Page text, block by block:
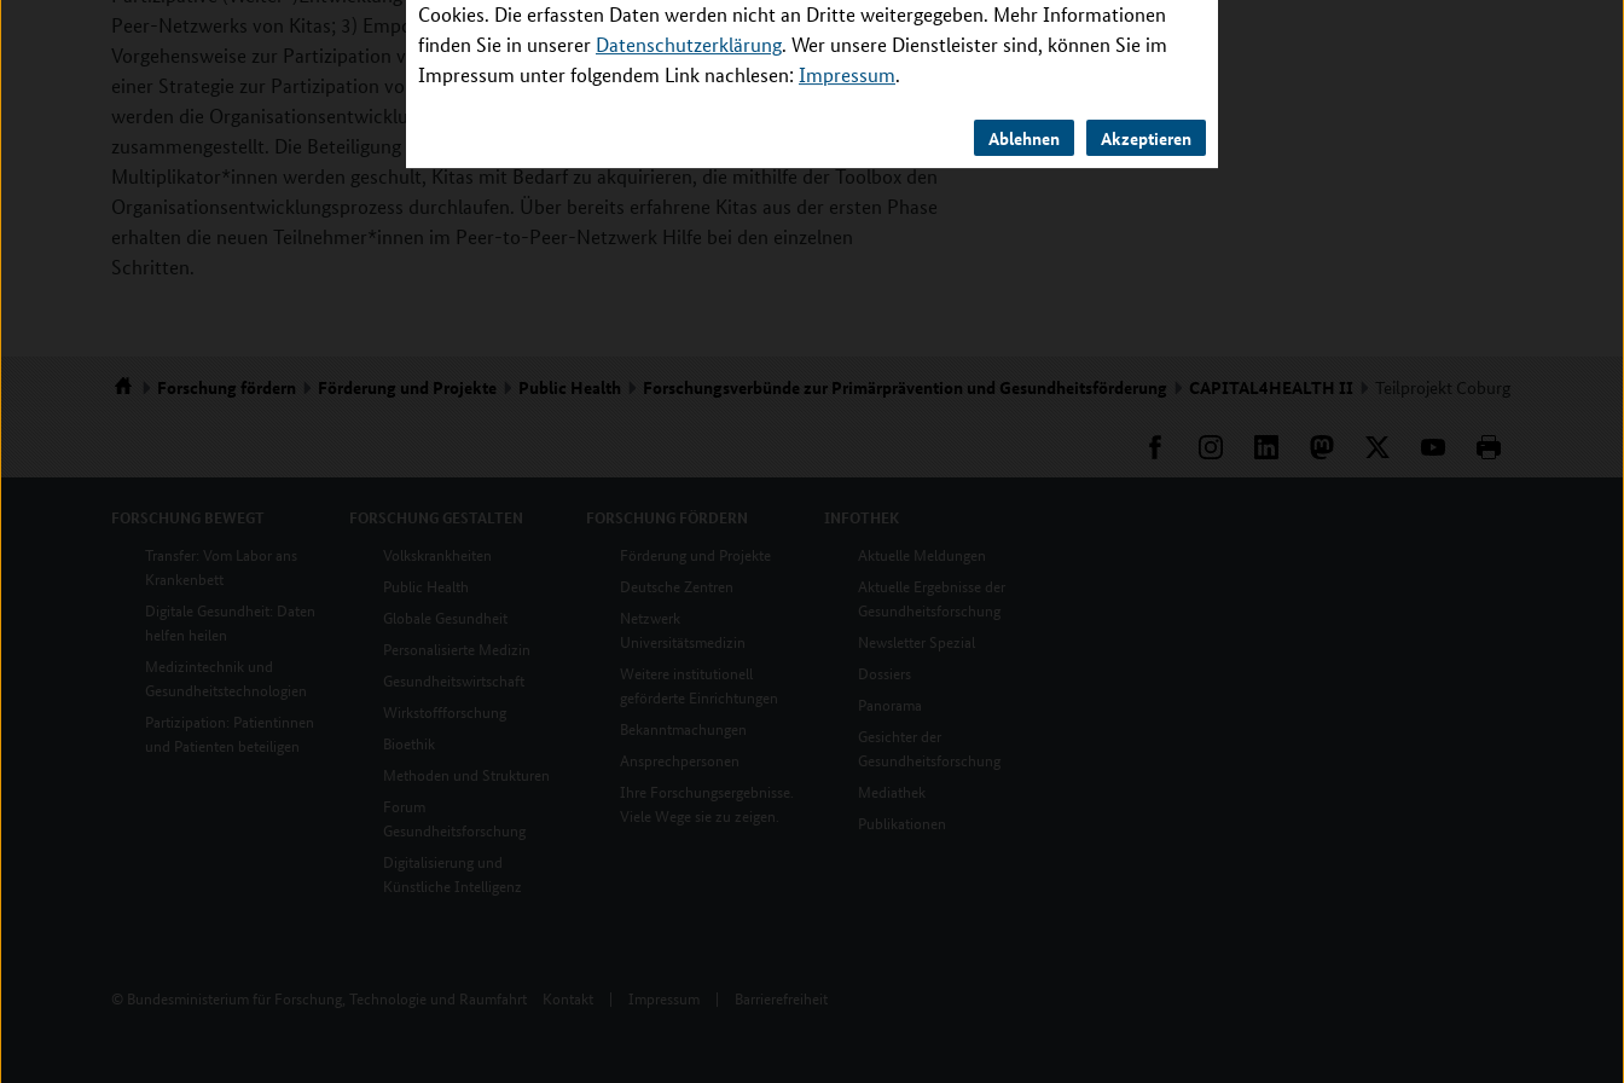
Cookies. Die erfassten Daten werden nicht an Dritte weitergegeben. Mehr Informationen
finden Sie in unserer Datenschutzerklärung. Wer unsere Dienstleister sind, können Sie im
Impressum unter folgendem Link nachlesen: Impressum.
Ablehnen Akzeptieren
Peer-Netzwerks von Kitas; 3) Empowerment von Multiplikator*innen; 4) Entwicklung einer
Vorgehensweise zur Partizipation von Stakeholdern (kooperative Planungsgruppe); 5) Entwicklung
einer Strategie zur Partizipation von Kindern & Eltern. In einer kooperativen Planungsgruppe
werden die Organisationsentwicklungstools der ersten Phase weiterentwickelt und als Toolbox
zusammengestellt. Die Beteiligung von Eltern und Kindern wird in den Prozess integriert.
Multiplikator*innen werden geschult, Kitas mit Bedarf zu akquirieren, die mithilfe der Toolbox den
Organisationsentwicklungsprozess durchlaufen. Über bereits erfahrene Kitas aus der ersten Phase
erhalten die neuen Teilnehmer*innen im Peer-to-Peer-Netzwerk Hilfe bei den einzelnen
Schritten.
Forschung fördern Förderung und Projekte Public Health Forschungsverbünde zur Primärprävention und Gesundheitsförderung CAPITAL4HEALTH II Teilprojekt Coburg
FORSCHUNG BEWEGT
Transfer: Vom Labor ans
Krankenbett
Digitale Gesundheit: Daten
helfen heilen
Medizintechnik und
Gesundheitstechnologien
Partizipation: Patientinnen
und Patienten beteiligen
FORSCHUNG GESTALTEN
Volkskrankheiten
Public Health
Globale Gesundheit
Personalisierte Medizin
Gesundheitswirtschaft
Wirkstoffforschung
Bioethik
Methoden und Strukturen
Forum
Gesundheitsforschung
Digitalisierung und
Künstliche Intelligenz
FORSCHUNG FÖRDERN
Förderung und Projekte
Deutsche Zentren
Netzwerk
Universitätsmedizin
Weitere institutionell
geförderte Einrichtungen
Bekanntmachungen
Ansprechpersonen
Ihre Forschungsergebnisse.
Viele Wege sie zu zeigen.
INFOTHEK
Aktuelle Meldungen
Aktuelle Ergebnisse der
Gesundheitsforschung
Newsletter Spezial
Dossiers
Panorama
Gesichter der
Gesundheitsforschung
Mediathek
Publikationen
© Bundesministerium für Forschung, Technologie und Raumfahrt Kontakt | Impressum | Barrierefreiheit